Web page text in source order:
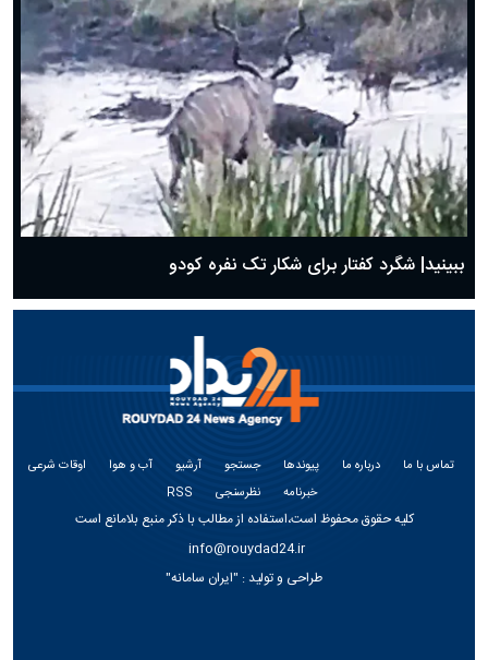
ببینید| شگرد کفتار برای شکار تک نفره کودو
تماس با ما درباره ما پیوندها جستجو آرشیو آب و هوا
اوقات شرعی
خبرنامه
نظرسنجی RSS
کلیه حقوق محفوظ است،استفاده از مطالب با ذکر منبع بلامانع است
info@rouydad24.ir
طراحی و تولید : "ایران سامانه"